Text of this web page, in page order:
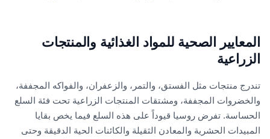
المعايير الصحية للمواد الغذائية والمنتجات
الزراعية
تندرج منتجات مثل الفستق، والتمر، والزعفران، والفواكه المجففة،
والخضروات المجففة، ومشتقات المنتجات الزراعية تحت فئة السلع
الحساسة. تفرض روسيا قيوداً على هذه السلع فيما يخص بقايا
المبيدات الحشرية والمعادن الثقيلة والكائنات الحية الدقيقة وحتى